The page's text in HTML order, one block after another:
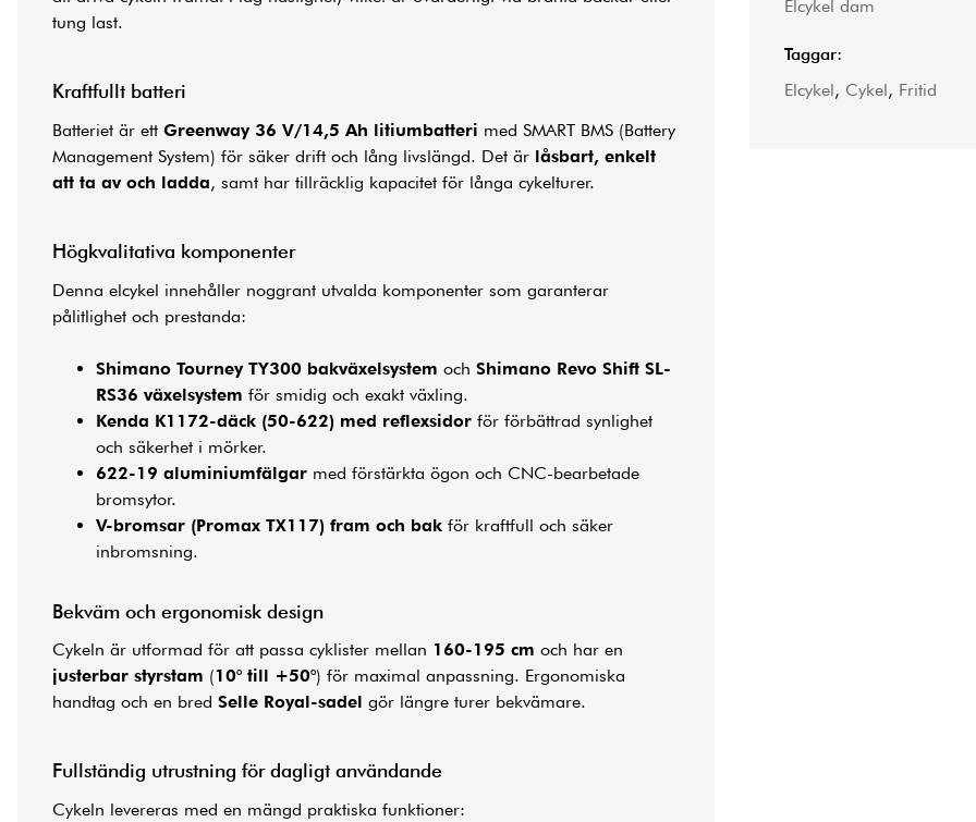
tung last.
Kraftfullt batteri
Batteriet är ett Greenway 36 V/14,5 Ah litiumbatteri med SMART BMS (Battery
Management System) för säker drift och lång livslängd. Det är låsbart, enkelt
att ta av och ladda, samt har tillräcklig kapacitet för långa cykelturer.
Högkvalitativa komponenter
Denna elcykel innehåller noggrant utvalda komponenter som garanterar
pålitlighet och prestanda:
Shimano Tourney TY300 bakväxelsystem och Shimano Revo Shift SL-
RS36 växelsystem för smidig och exakt växling.
Kenda K1172-däck (50-622) med reflexsidor för förbättrad synlighet
och säkerhet i mörker.
622-19 aluminiumfälgar med förstärkta ögon och CNC-bearbetade
bromsytor.
V-bromsar (Promax TX117) fram och bak för kraftfull och säker
inbromsning.
Bekväm och ergonomisk design
Cykeln är utformad för att passa cyklister mellan 160-195 cm och har en
justerbar styrstam (10° till +50°) för maximal anpassning. Ergonomiska
handtag och en bred Selle Royal-sadel gör längre turer bekvämare.
Fullständig utrustning för dagligt användande
Cykeln levereras med en mängd praktiska funktioner:
Elcykel dam
Taggar:
Elcykel, Cykel, Fritid